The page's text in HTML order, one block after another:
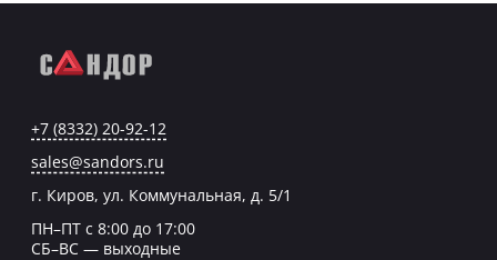
+7 (8332) 20-92-12
sales@sandors.ru
г. Киров, ул. Коммунальная, д. 5/1
ПН–ПТ с 8:00 до 17:00
СБ–ВС — выходные